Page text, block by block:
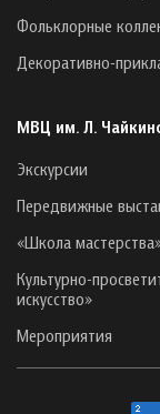
Фольклорные
Декоративно-
МВЦ им. Л.
Экскурсии
Передвижные
«Школа
Культурно-
искусство»
Мероприятия